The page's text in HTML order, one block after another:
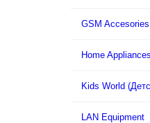
GSM Accesories
Home Appliances
Kids World
LAN Equipment